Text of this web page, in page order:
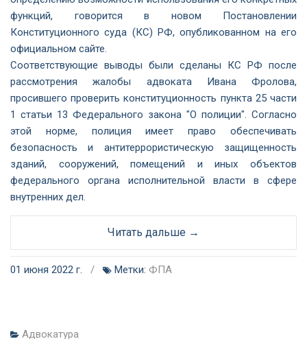
функций, говорится в новом Постановлении
Конституционного суда (КС) РФ, опубликованном на его
официальном сайте.
Соответствующие выводы были сделаны КС РФ после
рассмотрения жалобы адвоката Ивана Фролова,
просившего проверить конституционность пункта 25 части
1 статьи 13 Федерального закона "О полиции". Согласно
этой норме, полиция имеет право обеспечивать
безопасность и антитеррористическую защищенность
зданий, сооружений, помещений и иных объектов
федерального органа исполнительной власти в сфере
внутренних дел.
Читать дальше →
01 июня 2022 г. / Метки: ФПА
Адвокатура